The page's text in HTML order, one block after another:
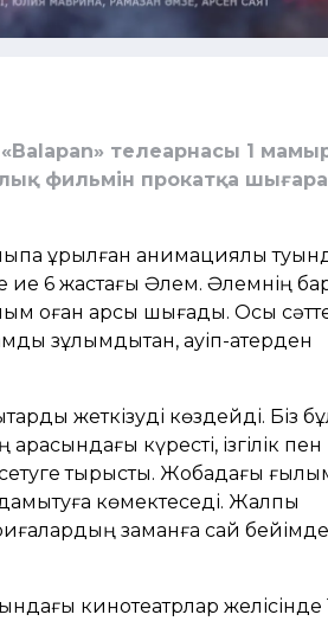
телеарнасы 1
фильмін прокатқа
құрылған анимациялық
ие 6 жастағы Әлем. Әлемнің
оған қарсы шығады. Осы
зұлымдықтан, қауіп-қатерден
жеткізуді көздейді. Біз
күресті, ізгілік пен
тырыстық. Жобадағы
көмектеседі. Жалпы
заманға сай
кинотеатрлар желісінде